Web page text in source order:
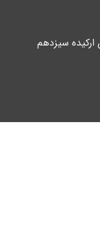
ارکیده سیزدهم